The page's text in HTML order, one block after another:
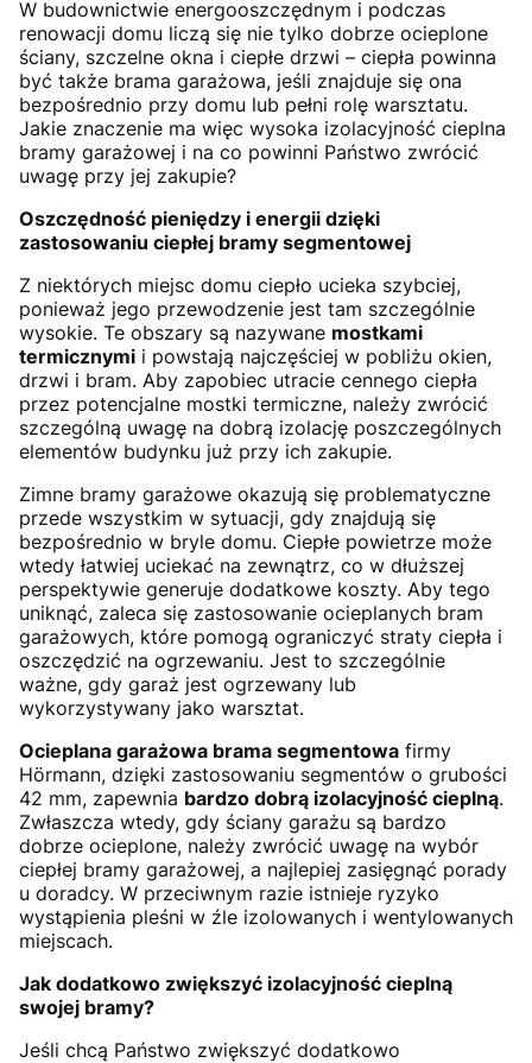
W budownictwie energooszczędnym i podczas
renowacji domu liczą się nie tylko dobrze ocieplone
ściany, szczelne okna i ciepłe drzwi – ciepła powinna
być także brama garażowa, jeśli znajduje się ona
bezpośrednio przy domu lub pełni rolę warsztatu.
Jakie znaczenie ma więc wysoka izolacyjność cieplna
bramy garażowej i na co powinni Państwo zwrócić
uwagę przy jej zakupie?
Oszczędność pieniędzy i energii dzięki
zastosowaniu ciepłej bramy segmentowej
Z niektórych miejsc domu ciepło ucieka szybciej,
ponieważ jego przewodzenie jest tam szczególnie
wysokie. Te obszary są nazywane mostkami
termicznymi i powstają najczęściej w pobliżu okien,
drzwi i bram. Aby zapobiec utracie cennego ciepła
przez potencjalne mostki termiczne, należy zwrócić
szczególną uwagę na dobrą izolację poszczególnych
elementów budynku już przy ich zakupie.
Zimne bramy garażowe okazują się problematyczne
przede wszystkim w sytuacji, gdy znajdują się
bezpośrednio w bryle domu. Ciepłe powietrze może
wtedy łatwiej uciekać na zewnątrz, co w dłuższej
perspektywie generuje dodatkowe koszty. Aby tego
uniknąć, zaleca się zastosowanie ocieplanych bram
garażowych, które pomogą ograniczyć straty ciepła i
oszczędzić na ogrzewaniu. Jest to szczególnie
ważne, gdy garaż jest ogrzewany lub
wykorzystywany jako warsztat.
Ocieplana garażowa brama segmentowa firmy
Hörmann, dzięki zastosowaniu segmentów o grubości
42 mm, zapewnia bardzo dobrą izolacyjność cieplną.
Zwłaszcza wtedy, gdy ściany garażu są bardzo
dobrze ocieplone, należy zwrócić uwagę na wybór
ciepłej bramy garażowej, a najlepiej zasięgnąć porady
u doradcy. W przeciwnym razie istnieje ryzyko
wystąpienia pleśni w źle izolowanych i wentylowanych
miejscach.
Jak dodatkowo zwiększyć izolacyjność cieplną
swojej bramy?
Jeśli chcą Państwo zwiększyć dodatkowo